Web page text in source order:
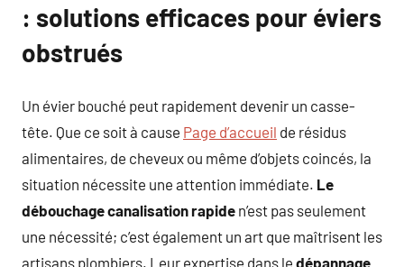
: solutions efficaces pour éviers
obstrués
Un évier bouché peut rapidement devenir un casse-
tête. Que ce soit à cause Page d’accueil de résidus
alimentaires, de cheveux ou même d’objets coincés, la
situation nécessite une attention immédiate. Le
débouchage canalisation rapide n’est pas seulement
une nécessité; c’est également un art que maîtrisent les
artisans plombiers. Leur expertise dans le dépannage